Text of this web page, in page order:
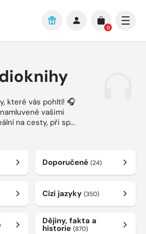
0
které vás pohltí! 🎧
vašimi
na cesty, při sp...
Doporučené (24)
Cizí jazyky (350)
Dějiny, fakta a
historie (870)